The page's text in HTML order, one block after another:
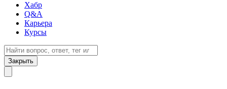
Хабр
Q&A
Карьера
Курсы
Закрыть